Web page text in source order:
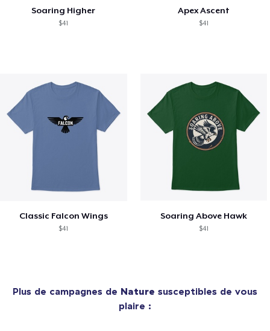
Soaring Higher
$41
Apex Ascent
$41
Classic Falcon Wings
$41
Soaring Above Hawk
$41
Plus de campagnes de Nature susceptibles de vous
plaire :